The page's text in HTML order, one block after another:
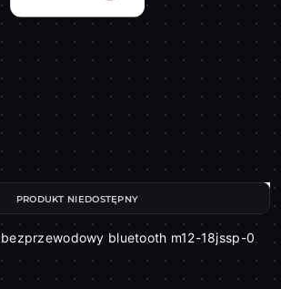
bezprzewodowy bluetooth m12-18jssp-0
PRODUKT NIEDOSTĘPNY